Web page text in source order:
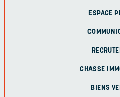
ESPACE
CHASSE
BIENS